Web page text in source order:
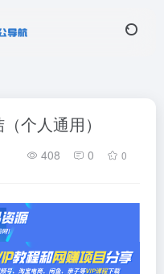
个人通用）
408 0 0